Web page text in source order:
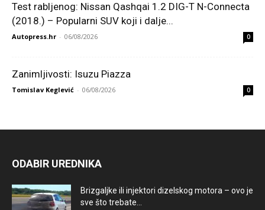
Test rabljenog: Nissan Qashqai 1.2 DIG-T N-Connecta
(2018.) – Popularni SUV koji i dalje...
Autopress.hr - 06/08/2026 0
Zanimljivosti: Isuzu Piazza
Tomislav Keglević - 06/08/2026 0
ODABIR UREDNIKA
Brizgaljke ili injektori dizelskog motora – ovo je
sve što trebate...